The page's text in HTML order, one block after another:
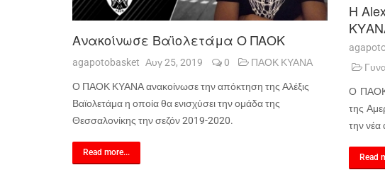
Ανακοίνωσε Βαϊολετάμα Ο ΠΑΟΚ
agapotobasket Αυγ 25, 2019 0 ΠΑΟΚ ΚΥΑΝΑ
Ο ΠΑΟΚ ΚΥΑΝΑ ανακοίνωσε την απόκτηση της Αλέξις
Βαϊολετάμα η οποία θα ενισχύσει την ομάδα της
Θεσσαλονίκης την σεζόν 2019-2020.
Read more...
Η
Ο ΠΑΟΚ
της
την νέα
Read